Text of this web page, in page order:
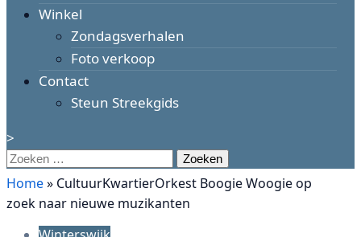
Winkel
Zondagsverhalen
Foto verkoop
Contact
Steun Streekgids
>
Zoeken
naar:
Home» CultuurKwartierOrkest Boogie Woogie op
zoek naar nieuwe muzikanten